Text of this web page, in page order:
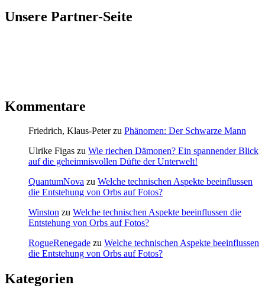
Unsere Partner-Seite
Kommentare
Friedrich, Klaus-Peterzu Phänomen: Der Schwarze Mann
Ulrike Figas zu Wie riechen Dämonen? Ein spannender Blick
auf die geheimnisvollen Düfte der Unterwelt!
QuantumNova zu Welche technischen Aspekte beeinflussen
die Entstehung von Orbs auf Fotos?
Winston zu Welche technischen Aspekte beeinflussen die
Entstehung von Orbs auf Fotos?
RogueRenegade zu Welche technischen Aspekte beeinflussen
die Entstehung von Orbs auf Fotos?
Kategorien